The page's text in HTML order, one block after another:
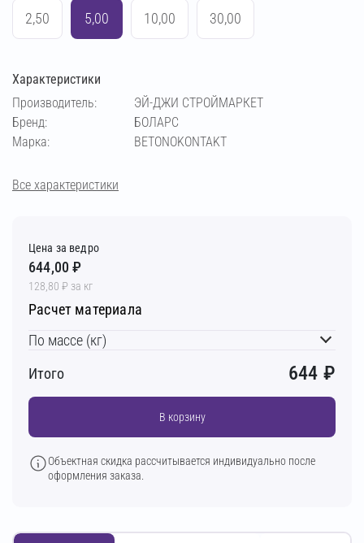
2,50 5,00 10,00 30,00
Характеристики
Производитель:
ЭЙ-ДЖИ СТРОЙМАРКЕТ
Бренд:
БОЛАРС
Марка:
BETONOKONTAKT
Все характеристики
Цена за ведро
644,00 ₽
128,80 ₽ за кг
Расчет материала
По массе (кг)
Итого
644 ₽
В корзину
Объектная скидка рассчитывается индивидуально после
оформления заказа.